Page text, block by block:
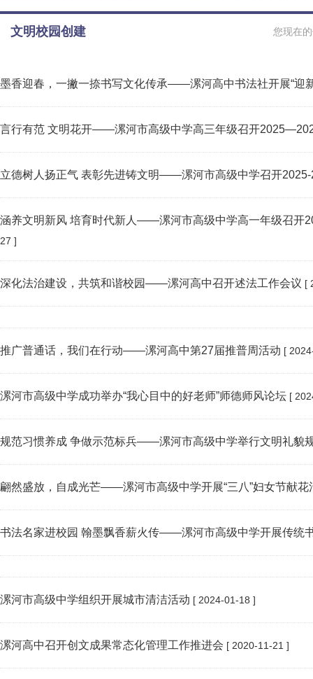
您现在
文明校园创建
墨香迎春，一撇一捺书写文化传承——漯河高中书法社开展“迎
言行有范 文明花开——漯河市高级中学高三年级召开
立德树人扬正气 表彰先进铸文明——漯河市高级中学召开
涵养文明新风 培育时代新人——漯河市高级中学高一年级召开
27 ]
深化法治建设，共筑和谐校园——漯河高中召开述法工作会议 [
推广普通话，我们在行动——漯河高中第27届推普周活动 [
漯河市高级中学成功举办“我心目中的好老师”师德师风论坛 [
规范习惯养成 争做示范标兵——漯河市高级中学举行文明礼貌
翩然盛放，自成光芒——漯河市高级中学开展“三八”妇女节献花
书法名家进校园 翰墨飘香薪火传——漯河市高级中学开展传统
漯河市高级中学组织开展城市清洁活动 [ 2024-01-18 ]
漯河高中召开创文成果常态化管理工作推进会 [ 2020-11-21 ]